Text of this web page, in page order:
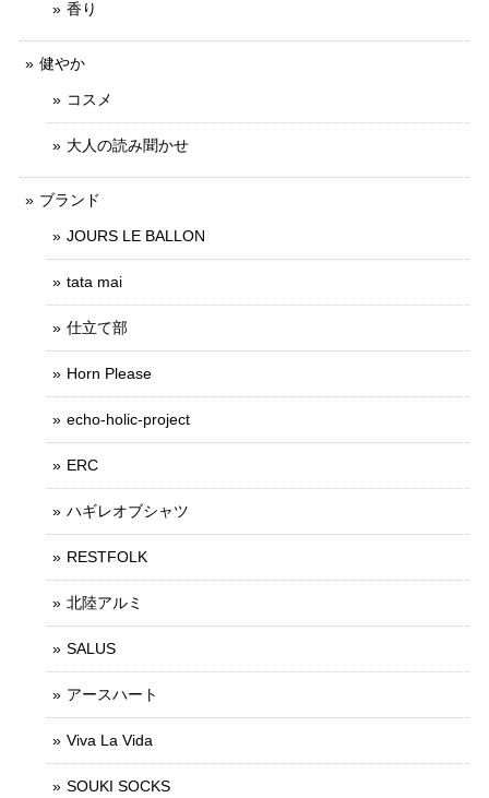
香り
健やか
コスメ
大人の読み聞かせ
ブランド
JOURS LE BALLON
tata mai
仕立て部
Horn Please
echo-holic-project
ERC
ハギレオブシャツ
RESTFOLK
北陸アルミ
SALUS
アースハート
Viva La Vida
SOUKI SOCKS